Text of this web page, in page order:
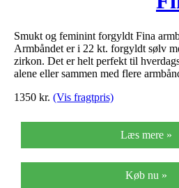
Smukt og feminint forgyldt Fina
Armbåndet er i 22 kt. forgyldt sølv
zirkon. Det er helt perfekt til
alene eller sammen med flere
1350 kr. (Vis fragtpris)
Læs mere »
Køb nu »